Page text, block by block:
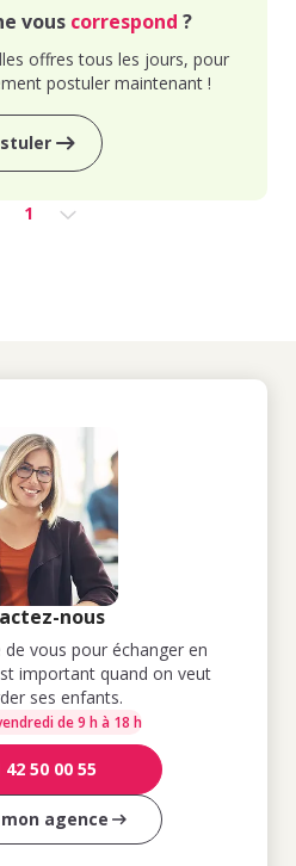
vous correspond ?
offres tous les jours, pour
postuler maintenant !
1
nous
vous pour échanger en
important quand on veut
ses enfants.
de 9 h à 18 h
42 50 00 55
agence